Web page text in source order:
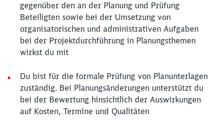
gegenüber den an der Planung und Prüfung
Beteiligten sowie bei der Umsetzung von
organisatorischen und administrativen Aufgaben
bei der Projektdurchführung in Planungsthemen
wirkst du mit
Du bist für die formale Prüfung von Planunterlagen
zuständig. Bei Planungsänderungen unterstützt du
bei der Bewertung hinsichtlich der Auswirkungen
auf Kosten, Termine und Qualitäten